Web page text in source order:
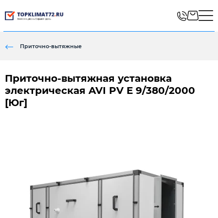
Приточно-вытяжные
Приточно-вытяжная установка
электрическая AVI PV E 9/380/2000
[Юг]